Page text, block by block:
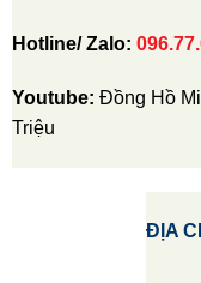
Hotline/ Zalo:
Youtube: Đồng Hồ
Triệu
ĐỊA